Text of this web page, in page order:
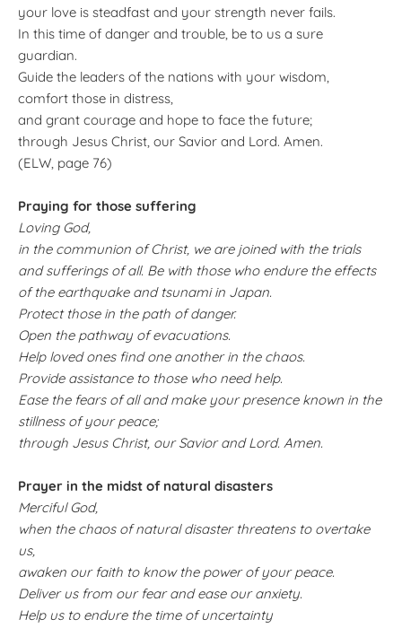
your love is steadfast and your strength never fails.
In this time of danger and trouble, be to us a sure
guardian.
Guide the leaders of the nations with your wisdom,
comfort those in distress,
and grant courage and hope to face the future;
through Jesus Christ, our Savior and Lord. Amen.
(ELW, page 76)
Praying for those suffering
Loving God,
in the communion of Christ, we are joined with the trials
and sufferings of all. Be with those who endure the effects
of the earthquake and tsunami in Japan.
Protect those in the path of danger.
Open the pathway of evacuations.
Help loved ones find one another in the chaos.
Provide assistance to those who need help.
Ease the fears of all and make your presence known in the
stillness of your peace;
through Jesus Christ, our Savior and Lord. Amen.
Prayer in the midst of natural disasters
Merciful God,
when the chaos of natural disaster threatens to overtake
us,
awaken our faith to know the power of your peace.
Deliver us from our fear and ease our anxiety.
Help us to endure the time of uncertainty